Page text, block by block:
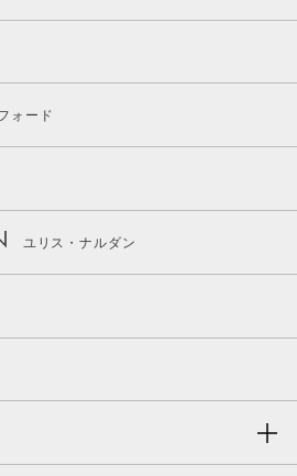
ォード
ユリス・ナルダン